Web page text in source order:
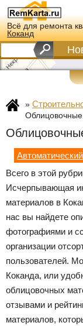
Всё для ремонта
Коканд
»
Всего в этой
Исчерпывающая
материалов в
нас вы найдете
фотографиями и
организации
пользователей.
Коканда, или
облицовочных
отзывами и
материалов,